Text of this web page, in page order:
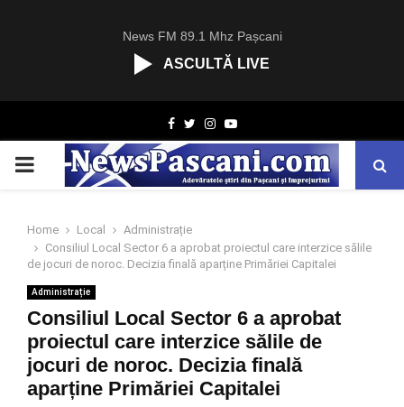
News FM 89.1 Mhz Pașcani
ASCULTĂ LIVE
Facebook
TwitterInstagram
Youtube
PRIMARY
Home Local
Administrație
Consiliul Local Sector 6 a aprobat proiectul care interzice sălile
de jocuri de noroc. Decizia finală aparține Primăriei Capitalei
Administrație
Consiliul Local Sector 6 a aprobat
proiectul care interzice sălile de
jocuri de noroc. Decizia finală
aparține Primăriei Capitalei